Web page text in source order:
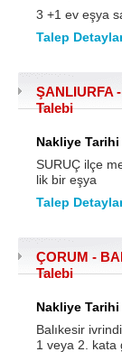
3 +1 ev eşya
Talep
ŞANLIURFA
Talebi
Nakliye
SURUÇ ilçe
lik bir eşya
Talep
ÇORUM -
Talebi
Nakliye
Balıkesir
1 veya 2. kata